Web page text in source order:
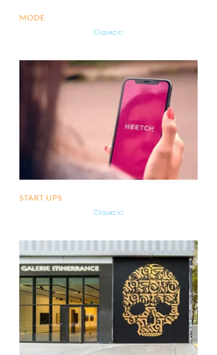
MODE
Cliquez ici
START UPS
Cliquez ici